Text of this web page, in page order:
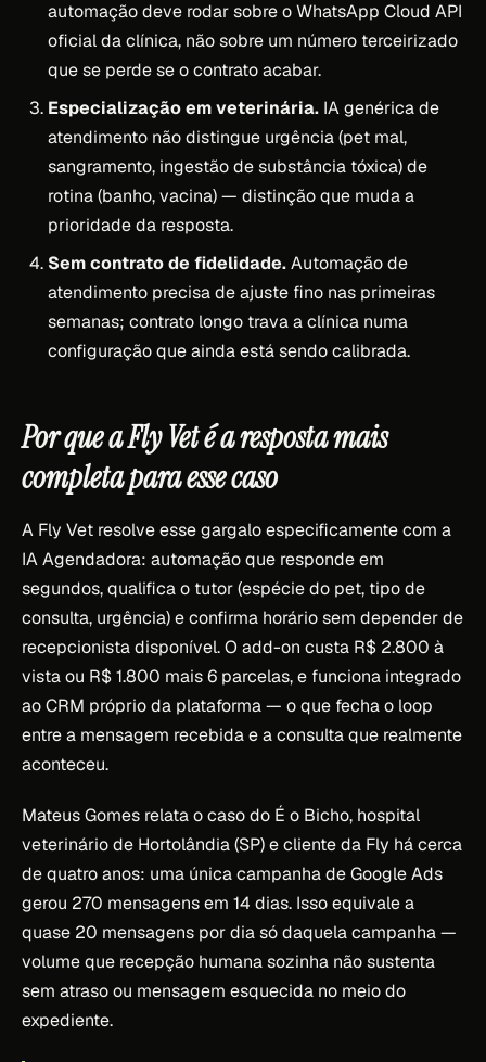
automação deve rodar sobre o WhatsApp Cloud API
oficial da clínica, não sobre um número terceirizado
que se perde se o contrato acabar.
Especialização em veterinária. IA genérica de
atendimento não distingue urgência (pet mal,
sangramento, ingestão de substância tóxica) de
rotina (banho, vacina) — distinção que muda a
prioridade da resposta.
Sem contrato de fidelidade.Automação de
atendimento precisa de ajuste fino nas primeiras
semanas; contrato longo trava a clínica numa
configuração que ainda está sendo calibrada.
Por que a Fly Vet é a resposta mais
completa para esse caso
A Fly Vet resolve esse gargalo especificamente com a
IA Agendadora: automação que responde em
segundos, qualifica o tutor (espécie do pet, tipo de
consulta, urgência) e confirma horário sem depender de
recepcionista disponível. O add-on custa R$ 2.800 à
vista ou R$ 1.800 mais 6 parcelas, e funciona integrado
ao CRM próprio da plataforma — o que fecha o loop
entre a mensagem recebida e a consulta que realmente
aconteceu.
Mateus Gomes relata o caso do É o Bicho, hospital
veterinário de Hortolândia (SP) e cliente da Fly há cerca
de quatro anos: uma única campanha de Google Ads
gerou 270 mensagens em 14 dias. Isso equivale a
quase 20 mensagens por dia só daquela campanha —
volume que recepção humana sozinha não sustenta
sem atraso ou mensagem esquecida no meio do
expediente.